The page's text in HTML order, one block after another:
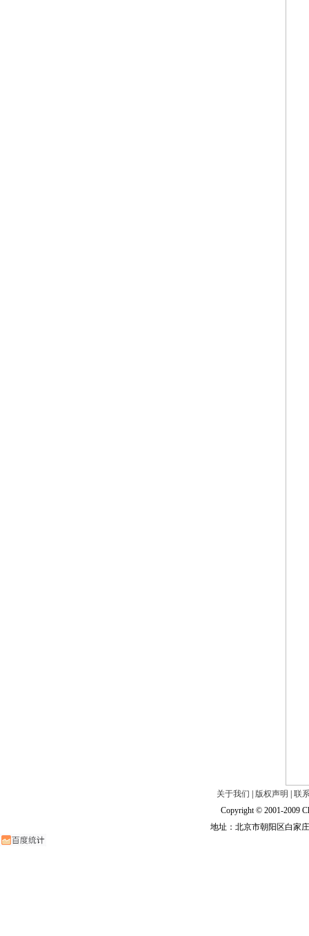
关于我们 版权声明
联
Copyright © 2001-2009
地址：北京市朝阳区白家